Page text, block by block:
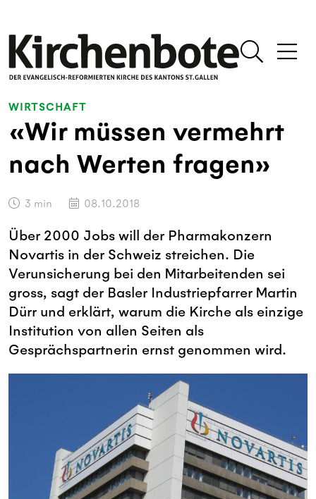
WIRTSCHAFT
«Wir müssen vermehrt
nach Werten fragen»
3 min 08.10.2018
Über 2000 Jobs will der Pharmakonzern
Novartis in der Schweiz streichen. Die
Verunsicherung bei den Mitarbeitenden sei
gross, sagt der Basler Industriepfarrer Martin
Dürr und erklärt, warum die Kirche als einzige
Institution von allen Seiten als
Gesprächspartnerin ernst genommen wird.